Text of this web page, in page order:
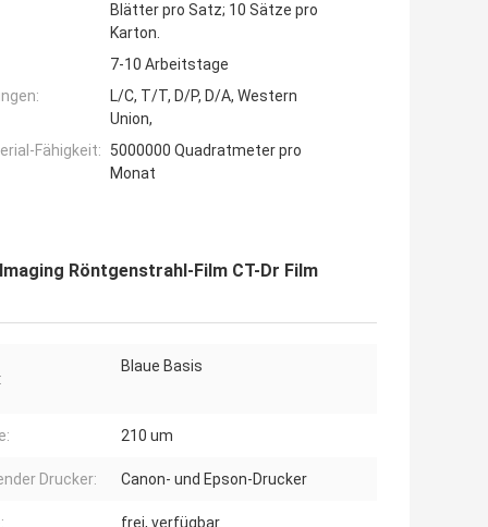
Blätter pro Satz; 10 Sätze pro
Karton.
7-10 Arbeitstage
L/C, T/T, D/P, D/A, Western
Union,
Fähigkeit:
5000000 Quadratmeter pro
Monat
Röntgenstrahl-Film CT-Dr Film
Blaue Basis
210 um
Drucker: Canon- und Epson-Drucker
frei, verfügbar